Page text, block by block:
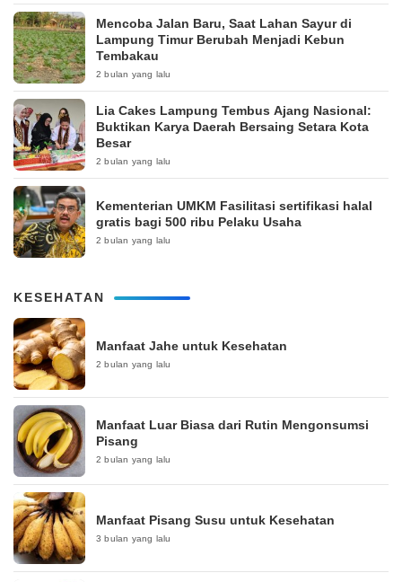
Mencoba Jalan Baru, Saat Lahan Sayur di
Lampung Timur Berubah Menjadi Kebun
Tembakau
2 bulan yang lalu
Lia Cakes Lampung Tembus Ajang Nasional:
Buktikan Karya Daerah Bersaing Setara Kota
Besar
2 bulan yang lalu
Kementerian UMKM Fasilitasi sertifikasi halal
gratis bagi 500 ribu Pelaku Usaha
2 bulan yang lalu
KESEHATAN
Manfaat Jahe untuk Kesehatan
2 bulan yang lalu
Manfaat Luar Biasa dari Rutin Mengonsumsi
Pisang
2 bulan yang lalu
Manfaat Pisang Susu untuk Kesehatan
3 bulan yang lalu